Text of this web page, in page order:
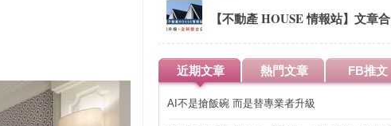
【不動產 HOUSE 情報站】文章合
併公告
近期文章 熱門文章 FB推文
AI不是搶飯碗 而是替專業者升級